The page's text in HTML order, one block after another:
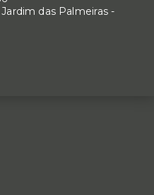
das Palmeiras -